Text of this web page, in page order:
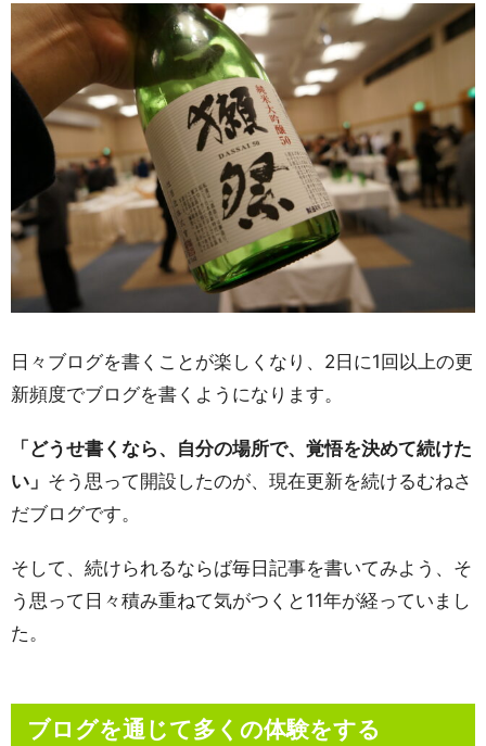
日々ブログを書くことが楽しくなり、2日に1回以上の更
新頻度でブログを書くようになります。
「どうせ書くなら、自分の場所で、覚悟を決めて続けた
い」 そう思って開設したのが、現在更新を続けるむねさ
だブログです。
そして、続けられるならば毎日記事を書いてみよう、そ
う思って日々積み重ねて気がつくと11年が経っていまし
た。
ブログを通じて多くの体験をする